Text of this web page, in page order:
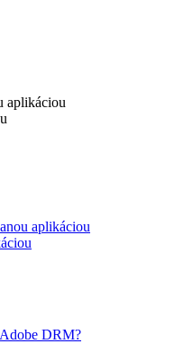
aplikáciou
aplikáciou
DRM?